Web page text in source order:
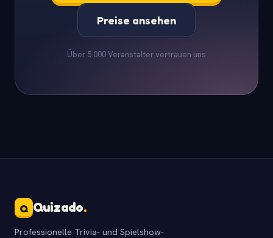
Preise ansehen
Über 5.000 Veranstalter vertrauen uns
Q Quizado.
Professionelle Trivia- und Spielshow-